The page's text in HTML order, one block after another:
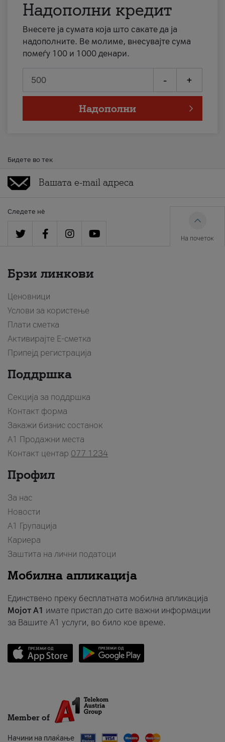
Надополни кредит
Внесете ја сумата која што сакате да ја
надополните. Ве молиме, внесувајте сума
помеѓу 100 и 1000 денари.
- +
Надополни
Бидете во тек
Следете нè
На почеток
Брзи линкови
Ценовници
Услови за користење
Плати сметка
Активирајте Е-сметка
Припејд регистрација
Поддршка
Секција за поддршка
Контакт форма
Закажи бизнис состанок
A1 Продажни места
Контакт центар 077 1234
Профил
За нас
Новости
А1 Групација
Кариера
Заштита на лични податоци
Мобилна апликација
Единствено преку бесплатната мобилна апликација
Мојот A1 имате пристап до сите важни информации
за Вашите A1 услуги, во било кое време.
Member of
Начини на плаќање